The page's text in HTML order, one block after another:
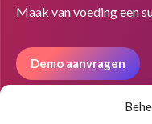
in
window
in
window
in
window
Maak van voeding een
Demo aanvragen